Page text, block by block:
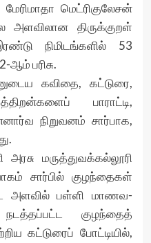
மெட்ரிகுலேசன்
அளவிலான திருக்குறள்
நிமிடங்களில் 53
ஆம் பரிசு.
கவிதை, கட்டுரை,
பாராட்டி,
நிறுவனம் சார்பாக,
மருத்துவக்கல்லூரி
சார்பில் குழந்தைகள்
அளவில் பள்ளி மாணவ-
நடத்தப்பட்ட குழந்தைத்
கட்டுரைப் போட்டியில்,